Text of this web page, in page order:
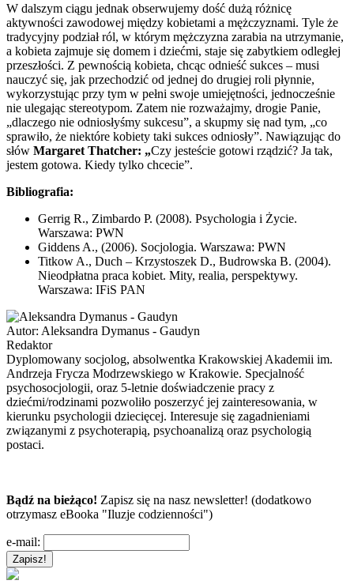
W dalszym ciągu jednak obserwujemy dość dużą różnicę
aktywności zawodowej między kobietami a mężczyznami. Tyle że
tradycyjny podział ról, w którym mężczyzna zarabia na utrzymanie,
a kobieta zajmuje się domem i dziećmi, staje się zabytkiem odległej
przeszłości. Z pewnością kobieta, chcąc odnieść sukces – musi
nauczyć się, jak przechodzić od jednej do drugiej roli płynnie,
wykorzystując przy tym w pełni swoje umiejętności, jednocześnie
nie ulegając stereotypom. Zatem nie rozważajmy, drogie Panie,
„dlaczego nie odniosłyśmy sukcesu”, a skupmy się nad tym, „co
sprawiło, że niektóre kobiety taki sukces odniosły”. Nawiązując do
słów Margaret Thatcher: „Czy jesteście gotowi rządzić? Ja tak,
jestem gotowa. Kiedy tylko chcecie”.
Bibliografia:
Gerrig R., Zimbardo P. (2008). Psychologia i Życie.
Warszawa: PWN
Giddens A., (2006). Socjologia. Warszawa: PWN
Titkow A., Duch – Krzystoszek D., Budrowska B. (2004).
Nieodpłatna praca kobiet. Mity, realia, perspektywy.
Warszawa: IFiS PAN
Autor: Aleksandra Dymanus - Gaudyn
Redaktor
Dyplomowany socjolog, absolwentka Krakowskiej Akademii im.
Andrzeja Frycza Modrzewskiego w Krakowie. Specjalność
psychosocjologii, oraz 5-letnie doświadczenie pracy z
dziećmi/rodzinami pozwoliło poszerzyć jej zainteresowania, w
kierunku psychologii dziecięcej. Interesuje się zagadnieniami
związanymi z psychoterapią, psychoanalizą oraz psychologią
postaci.
Bądź na bieżąco! Zapisz się na nasz newsletter! (dodatkowo
otrzymasz eBooka "Iluzje codzienności")
e-mail: